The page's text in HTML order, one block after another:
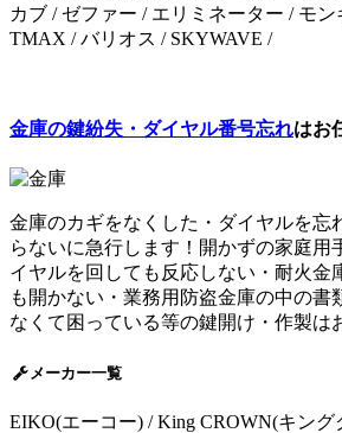
カブ / ゼファー / エリミネーター / モ
TMAX / バリオス / SKYWAVE /
金庫の鍵紛失・ダイヤル番号忘れはお
金庫のカギをなくした・ダイヤルを忘
らないに急行します！開かずの家庭用
イヤルを回しても反応しない・耐火金
も開かない・業務用防盗金庫の中の書
なくて困っている等の鍵開け・作製は
メーカー一覧
EIKO(エーコー) / King CROWN(キング